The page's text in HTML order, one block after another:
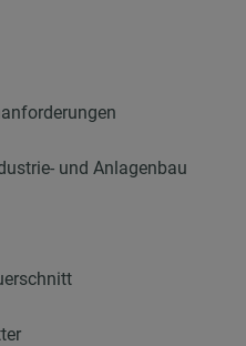
und Anlagenbau